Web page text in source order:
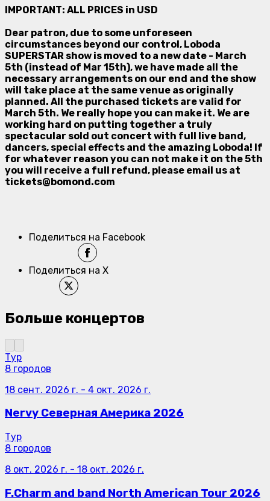
IMPORTANT: ALL PRICES in USD
Dear patron, due to some unforeseen
circumstances beyond our control, Loboda
SUPERSTAR show is moved to a new date - March
5th (instead of Mar 15th), we have made all the
necessary arrangements on our end and the show
will take place at the same venue as originally
planned. All the purchased tickets are valid for
March 5th. We really hope you can make it. We are
working hard on putting together a truly
spectacular sold out concert with full live band,
dancers, special effects and the amazing Loboda! If
for whatever reason you can not make it on the 5th
you will receive a full refund, please email us at
tickets@bomond.com
Поделиться на Facebook
Поделиться на X
Больше концертов
Тур
8 городов
18 сент. 2026 г. - 4 окт. 2026 г.
Nervy Северная Америка 2026
Тур
8 городов
8 окт. 2026 г. - 18 окт. 2026 г.
F.Charm and band North American Tour 2026